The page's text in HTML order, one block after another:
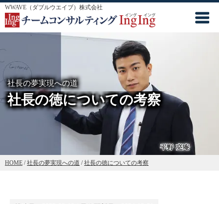
WWAVE（ダブルウエイブ）株式会社
社長の夢実現への道
社長の徳についての考察
HOME /社長の夢実現への道 /社長の徳についての考察